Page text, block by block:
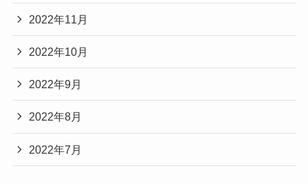
2022年11月
2022年10月
2022年9月
2022年8月
2022年7月